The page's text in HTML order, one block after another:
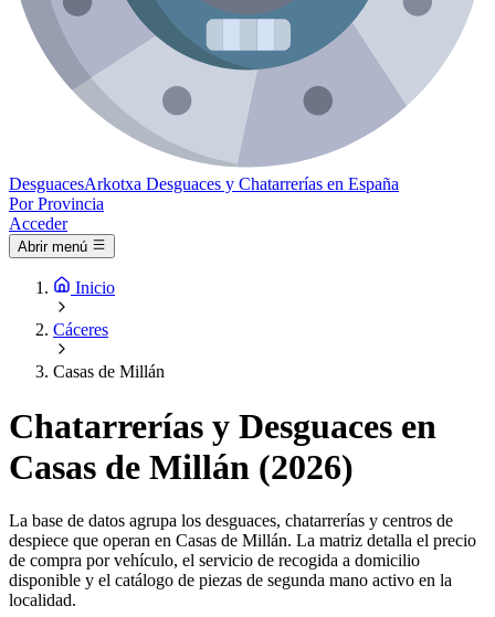
DesguacesArkotxa Desguaces y Chatarrerías en España
Por Provincia
Acceder
Abrir menú
Inicio
Cáceres
Casas de Millán
Chatarrerías y Desguaces en
Casas de Millán (2026)
La base de datos agrupa los desguaces, chatarrerías y centros de
despiece que operan en Casas de Millán. La matriz detalla el precio
de compra por vehículo, el servicio de recogida a domicilio
disponible y el catálogo de piezas de segunda mano activo en la
localidad.